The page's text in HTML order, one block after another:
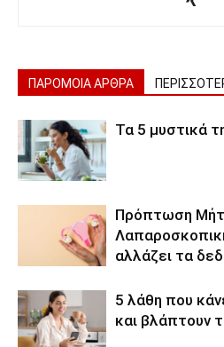
ΠΑΡΟΜΟΙΑ ΑΡΘΡΑ
Τα 5 μυστικά
Πρόπτωση
αλλάζει τα
5 λάθη που
και βλάπτουν